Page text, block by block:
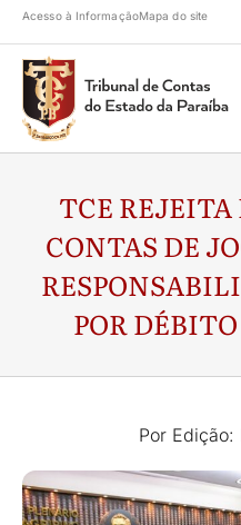
Acesso à InformaçãoMapa do site
TCE REJEITA
CONTAS DE
POR
Por Edição: